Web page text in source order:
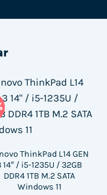
ThinkPad L14 GEN
14″ / i5-1235U / 32GB
DDR4 1TB M.2 SATA
Windows 11